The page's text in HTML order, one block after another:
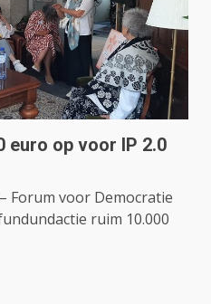
euro op voor IP 2.0
Forum voor Democratie
ruim 10.000